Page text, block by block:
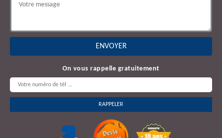
On vous rappelle gratuitement